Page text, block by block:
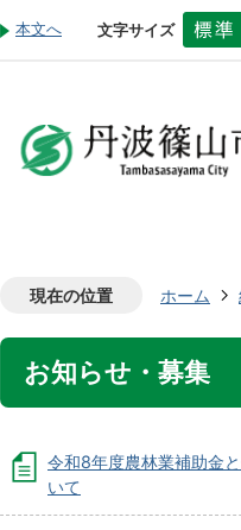
本文へ 文字サイズ
現在の位置 ホーム
お知らせ・募集
令和8年度農林業補助金
いて